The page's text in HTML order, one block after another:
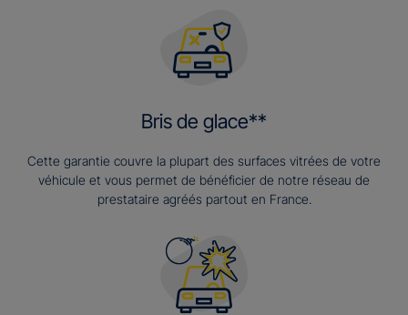
Bris de glace**
Cette garantie couvre la plupart des surfaces vitrées de votre
véhicule et vous permet de bénéficier de notre réseau de
prestataire agréés partout en France.